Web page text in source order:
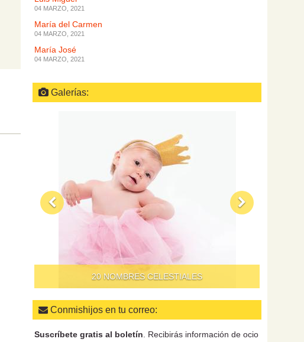
04 MARZO, 2021
María del Carmen
04 MARZO, 2021
María José
04 MARZO, 2021
Galerías:
20 NOMBRES CELESTIALES
QUÉ
Conmishijos en tu correo:
Suscríbete gratis al boletín . Recibirás información de ocio